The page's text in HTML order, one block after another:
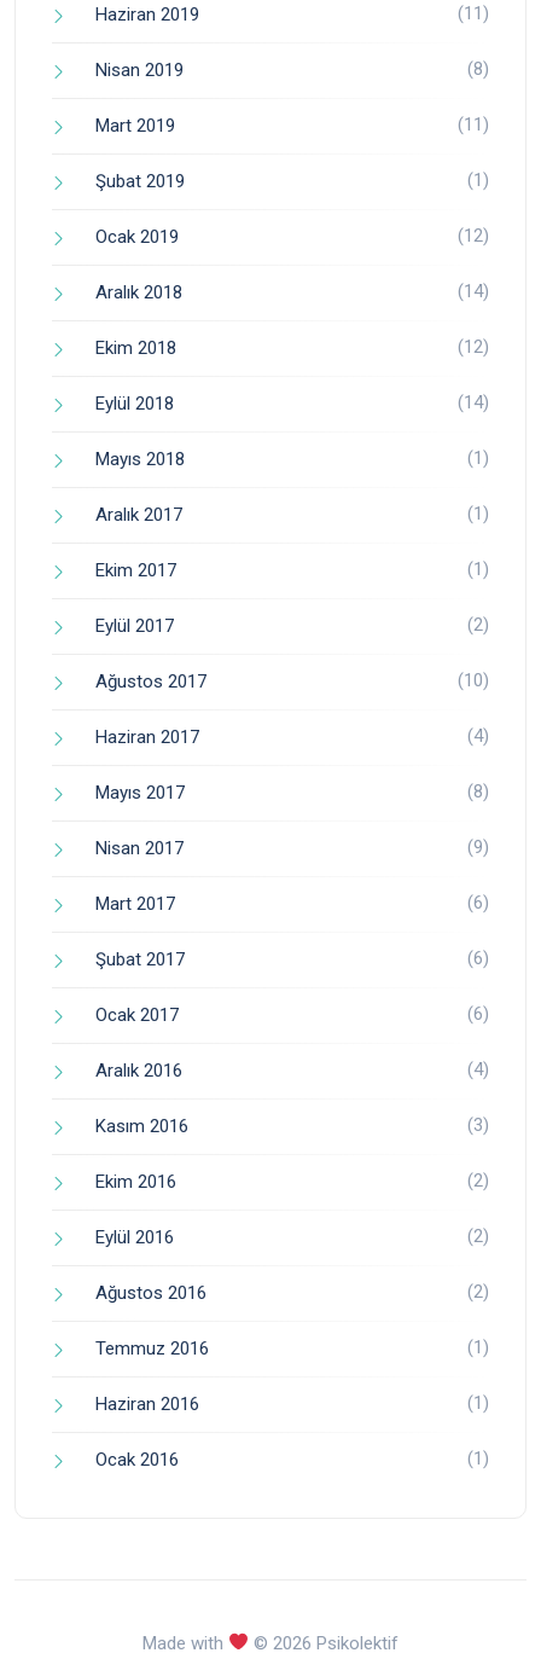
Haziran 2019 (11)
Nisan 2019 (8)
Mart 2019 (11)
Şubat 2019 (1)
Ocak 2019 (12)
Aralık 2018 (14)
Ekim 2018 (12)
Eylül 2018 (14)
Mayıs 2018 (1)
Aralık 2017 (1)
Ekim 2017 (1)
Eylül 2017 (2)
Ağustos 2017 (10)
Haziran 2017 (4)
Mayıs 2017 (8)
Nisan 2017 (9)
Mart 2017 (6)
Şubat 2017 (6)
Ocak 2017 (6)
Aralık 2016 (4)
Kasım 2016 (3)
Ekim 2016 (2)
Eylül 2016 (2)
Ağustos 2016 (2)
Temmuz 2016 (1)
Haziran 2016 (1)
Ocak 2016 (1)
Made with © 2026 Psikolektif